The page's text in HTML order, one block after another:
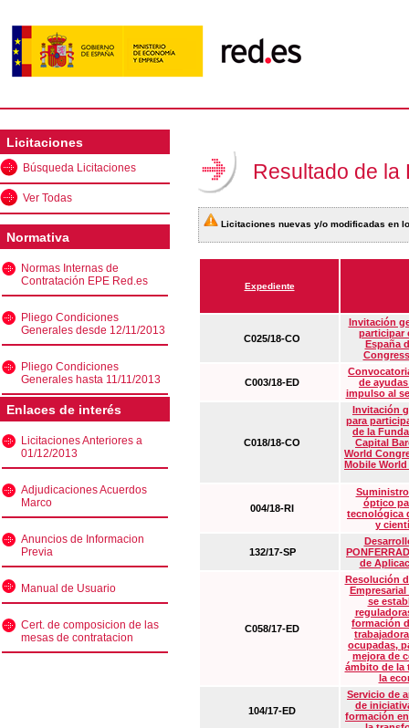
Licitaciones
Búsqueda Licitaciones
Ver Todas
Normativa
Normas Internas de
Contratación EPE Red.es
Pliego Condiciones
Generales desde 12/11/2013
Pliego Condiciones
Generales hasta 11/11/2013
Enlaces de interés
Licitaciones Anteriores a
01/12/2013
Adjudicaciones Acuerdos
Marco
Anuncios de Informacion
Previa
Manual de Usuario
Cert. de composicion de las
mesas de contratacion
Resultado de la
Licitaciones nuevas y/o modificadas en
Expediente
C025/18-CO
Invitación
participar
España
C003/18-ED
de
impulso al
C018/18-CO
Invitación
para
de la
Capital
World
Mobile
004/18-RI
óptico
tecnológica
y
132/17-SP
de
C058/17-ED
Resolución
Empresarial
se
formación
ocupadas,
mejora de
ámbito de la
la
104/17-ED
Servicio de
de
formación